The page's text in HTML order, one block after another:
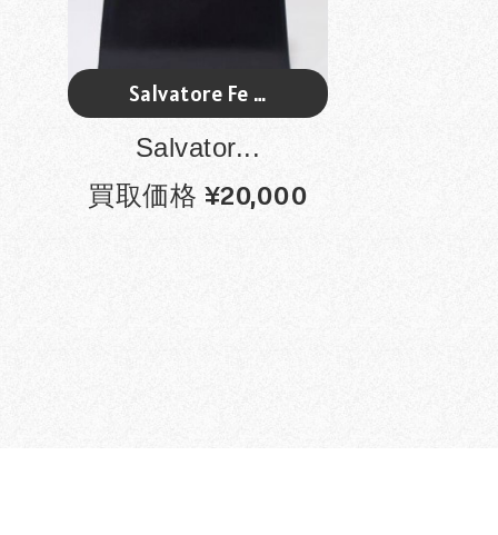
Salvatore Fe …
Salvator...
買取価格 ¥20,000